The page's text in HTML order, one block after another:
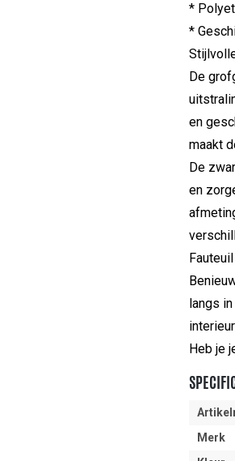
*
*
De
en
maakt
De
en
langs
Heb je
Merk